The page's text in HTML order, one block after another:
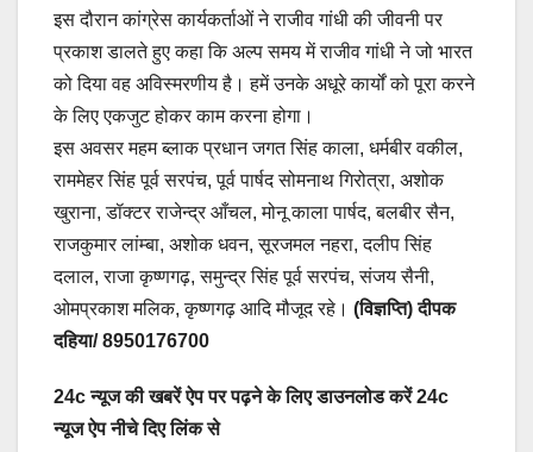
इस दौरान कांग्रेस कार्यकर्ताओं ने राजीव गांधी की जीवनी पर
प्रकाश डालते हुए कहा कि अल्प समय में राजीव गांधी ने जो भारत
को दिया वह अविस्मरणीय है। हमें उनके अधूरे कार्यों को पूरा करने
के लिए एकजुट होकर काम करना होगा।
इस अवसर महम ब्लाक प्रधान जगत सिंह काला, धर्मबीर वकील,
राममेहर सिंह पूर्व सरपंच, पूर्व पार्षद सोमनाथ गिरोत्रा, अशोक
खुराना, डॉक्टर राजेन्द्र आँचल, मोनू काला पार्षद, बलबीर सैन,
राजकुमार लांम्बा, अशोक धवन, सूरजमल नहरा, दलीप सिंह
दलाल, राजा कृष्णगढ़, समुन्द्र सिंह पूर्व सरपंच, संजय सैनी,
ओमप्रकाश मलिक, कृष्णगढ़ आदि मौजूद रहे। (विज्ञप्ति) दीपक
दहिया/ 8950176700
24c न्यूज की खबरें ऐप पर पढ़ने के लिए डाउनलोड करें 24c
न्यूज ऐप नीचे दिए लिंक से